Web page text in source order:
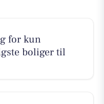
for kun
boliger til